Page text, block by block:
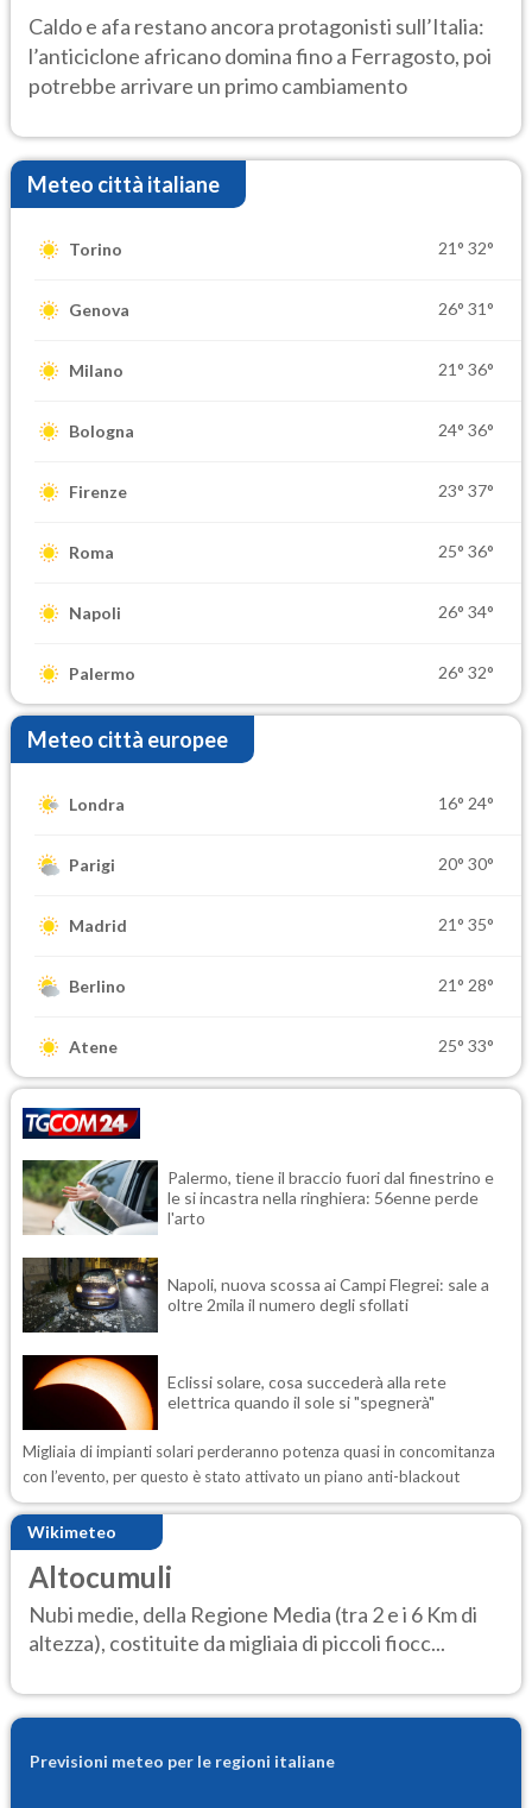
Caldo e afa restano ancora protagonisti sull’Italia:
l’anticiclone africano domina fino a Ferragosto, poi
potrebbe arrivare un primo cambiamento
Meteo città italiane
Torino 21° 32°
Genova 26° 31°
Milano 21° 36°
Bologna 24° 36°
Firenze 23° 37°
Roma 25° 36°
Napoli 26° 34°
Palermo 26° 32°
Meteo città europee
Londra 16° 24°
Parigi 20° 30°
Madrid 21° 35°
Berlino 21° 28°
Atene 25° 33°
Palermo, tiene il braccio fuori dal finestrino e
le si incastra nella ringhiera: 56enne perde
l'arto
Napoli, nuova scossa ai Campi Flegrei: sale a
oltre 2mila il numero degli sfollati
Eclissi solare, cosa succederà alla rete
elettrica quando il sole si "spegnerà"
Migliaia di impianti solari perderanno potenza quasi in concomitanza
con l’evento, per questo è stato attivato un piano anti-blackout
Wikimeteo
Altocumuli
Nubi medie, della Regione Media (tra 2 e i 6 Km di
altezza), costituite da migliaia di piccoli fiocc...
Previsioni meteo per le regioni italiane